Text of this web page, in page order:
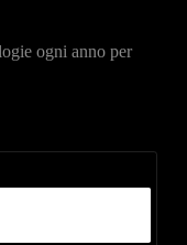
ogni anno per